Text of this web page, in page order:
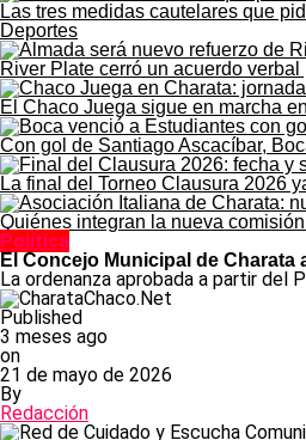
Las tres medidas cautelares que
Deportes
River Plate cerró un acuerdo
El Chaco Juega sigue en marcha
Con gol de Santiago Ascacíbar,
La final del Torneo Clausura 2026
Quiénes integran la nueva
Política
El Concejo Municipal de
La ordenanza aprobada a partir
Published
3 meses ago
on
21 de mayo de 2026
By
Redacción